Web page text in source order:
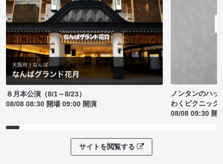
８月本公演（8/1～8/23）
08/08 08:30 開場 09:00 開演
ノンタンのハッ
わくピクニック
08/08 09:30 開
サイトを閲覧する